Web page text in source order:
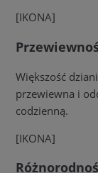
[IKONA]
Większość
przewiewna i
codzienną.
[IKONA]